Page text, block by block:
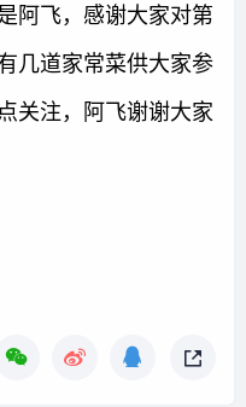
阿飞，感谢大家对第
几道家常菜供大家参
关注，阿飞谢谢大家